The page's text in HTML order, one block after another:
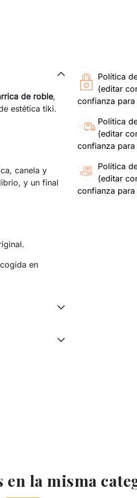
Política
(editar
confianza
Política
(editar
confianza
Política
(editar
confianza
de roble,
estética tiki.
canela y
y un final
en
en la misma